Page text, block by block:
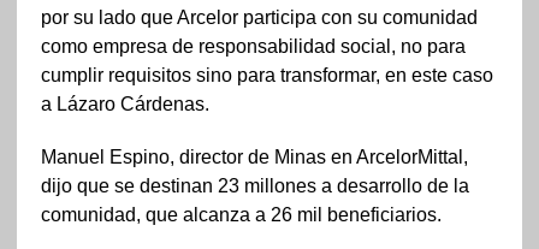
por su lado que Arcelor participa con su comunidad
como empresa de responsabilidad social, no para
cumplir requisitos sino para transformar, en este caso
a Lázaro Cárdenas.
Manuel Espino, director de Minas en ArcelorMittal,
dijo que se destinan 23 millones a desarrollo de la
comunidad, que alcanza a 26 mil beneficiarios.